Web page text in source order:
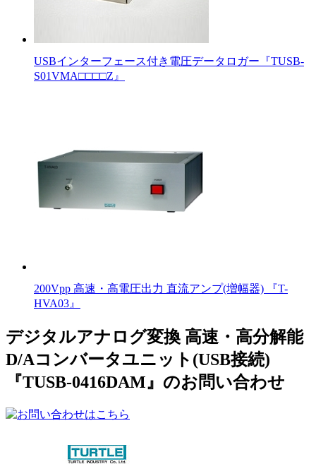
USBインターフェース付き電圧データロガー『TUSB-
S01VMA□□□□Z』
200Vpp 高速・高電圧出力 直流アンプ(増幅器) 『T-
HVA03』
デジタルアナログ変換 高速・高分解能
D/Aコンバータユニット(USB接続)
『TUSB-0416DAM』のお問い合わせ